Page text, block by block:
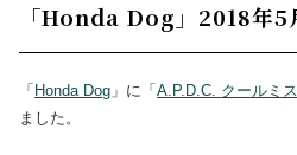
「Honda Dog」2018年5
「 Honda Dog 」に「A.P.D.C. クールミ
ました。